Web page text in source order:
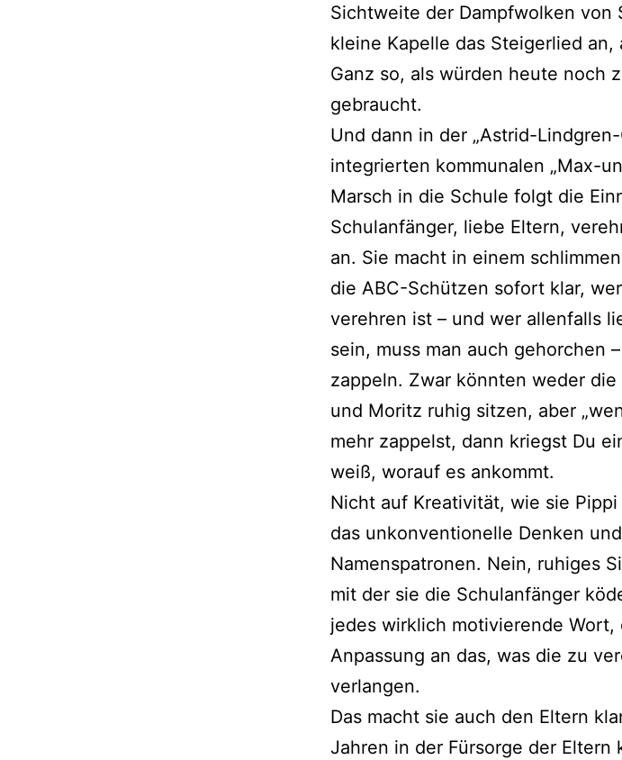
Sichtweite der Dampfwolken von
kleine Kapelle das Steigerlied
Ganz so, als würden heute noch
gebraucht.
Und dann in der „Astrid-
integrierten kommunalen „Max-
Marsch in die Schule folgt die
Schulanfänger, liebe Eltern,
an. Sie macht in einem
die ABC-Schützen sofort klar,
verehren ist – und wer allenfalls
sein, muss man auch gehorchen
zappeln. Zwar könnten weder
und Moritz ruhig sitzen, aber
mehr zappelst, dann kriegst Du
weiß, worauf es ankommt.
Nicht auf Kreativität, wie sie
das unkonventionelle Denken
Namenspatronen. Nein, ruhiges
mit der sie die Schulanfänger
jedes wirklich motivierende
Anpassung an das, was die zu
verlangen.
Das macht sie auch den Eltern
Jahren in der Fürsorge der